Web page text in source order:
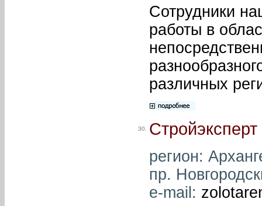
Сотрудники
работы в
различных
30.
регион:
пр.
e-mail: